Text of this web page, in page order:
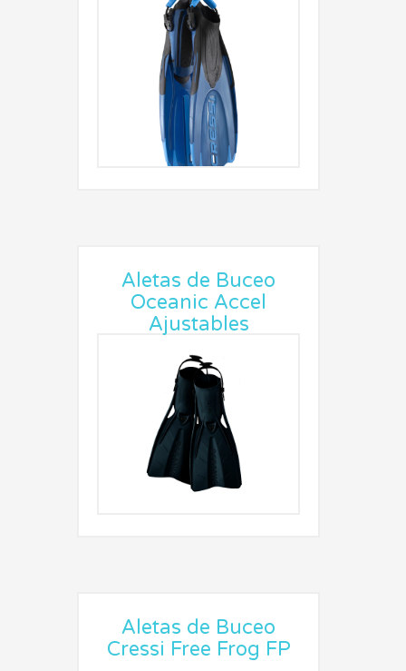
Aletas de Buceo
Oceanic Accel
Ajustables
Aletas de Buceo
Cressi Free Frog FP